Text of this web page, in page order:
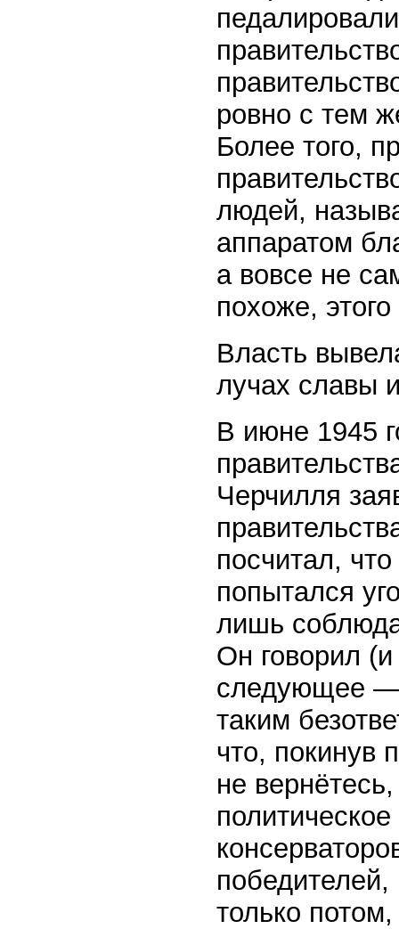
ровно с тем
Более того,
людей,
аппаратом
а вовсе не
похоже,
Власть
лучах славы
В июне 1945
Черчилля
посчитал,
попытался
лишь
Он говорил
следующее —
таким
что, покинув
не
победителей,
только